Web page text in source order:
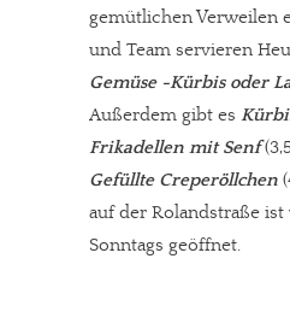
gemütlichen Verweilen
und Team servieren
Gemüse -Kürbis oder
Außerdem gibt es
Frikadellen mit Senf
Gefüllte Creperöllchen
auf der Rolandstraße
Sonntags geöffnet.